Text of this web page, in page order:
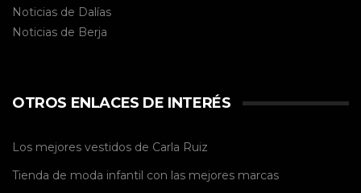
Noticias de Dalías
Noticias de Berja
OTROS ENLACES DE INTERÉS
Los mejores vestidos de Carla Ruiz
Tienda de moda infantil con las mejores marcas